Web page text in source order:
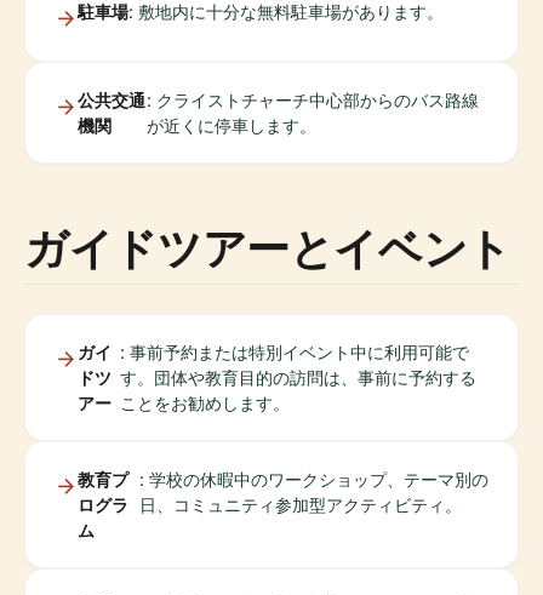
駐車場: 敷地内に十分な無料駐車場があります。
公共交通
機関
: クライストチャーチ中心部からのバス路線
が近くに停車します。
ガイドツアーとイベント
ガイ
ドツ
アー
: 事前予約または特別イベント中に利用可能で
す。団体や教育目的の訪問は、事前に予約する
ことをお勧めします。
教育プ
ログラ
ム
: 学校の休暇中のワークショップ、テーマ別の
日、コミュニティ参加型アクティビティ。